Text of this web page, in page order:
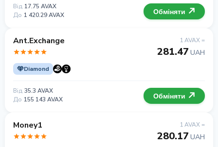
Від 17.75 AVAX
До 1 420.29 AVAX Обміняти
Ant.Exchange
Diamond
1 AVAX =
281.47 UAH
Від 35.3 AVAX
До 155 143 AVAX Обміняти
Money1 1 AVAX =
280.17 UAH